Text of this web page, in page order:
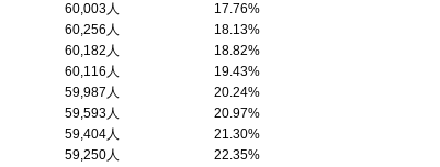
60,003人
17.76%
60,256人
18.13%
60,182人
18.82%
60,116人
19.43%
59,987人
20.24%
59,593人
20.97%
59,404人
21.30%
59,250人
22.35%